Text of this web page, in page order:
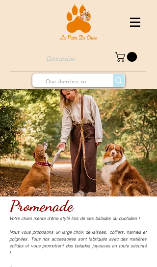
Connexion
Promenade
Votre chien mérite d'être stylé lors de ses balades du quotidien !
Nous vous proposons un large choix de laisses, colliers, harnais et
poignées. Tous nos accessoires sont fabriqués avec des matières
solides et vous promettent des balades joyeuses en toute sécurité
!